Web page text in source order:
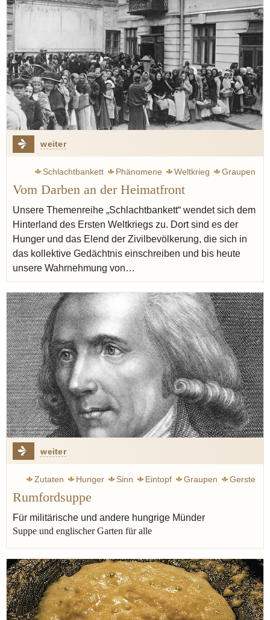
weiter
Schlachtbankett Phänomene Weltkrieg
Graupen
Brot
Konrad Adenauer Jünger Ernst
Klemperer Victor
Butter Zweig Stefan
Hamstern
Grünkohl
Rübstiel Eintopf Mehlschwitze
Vom Darben an der Heimatfront
Unsere Themenreihe „Schlachtbankett“ wendet sich dem
Hinterland des Ersten Weltkriegs zu. Dort sind es der
Hunger und das Elend der Zivilbevölkerung, die sich in
das kollektive Gedächtnis einschreiben und bis heute
unsere Wahrnehmung von…
weiter
Zutaten Hunger Sinn Eintopf Graupen
Gerste
Rumfordsuppe
Für militärische und andere hungrige Münder
Suppe und englischer Garten für alle